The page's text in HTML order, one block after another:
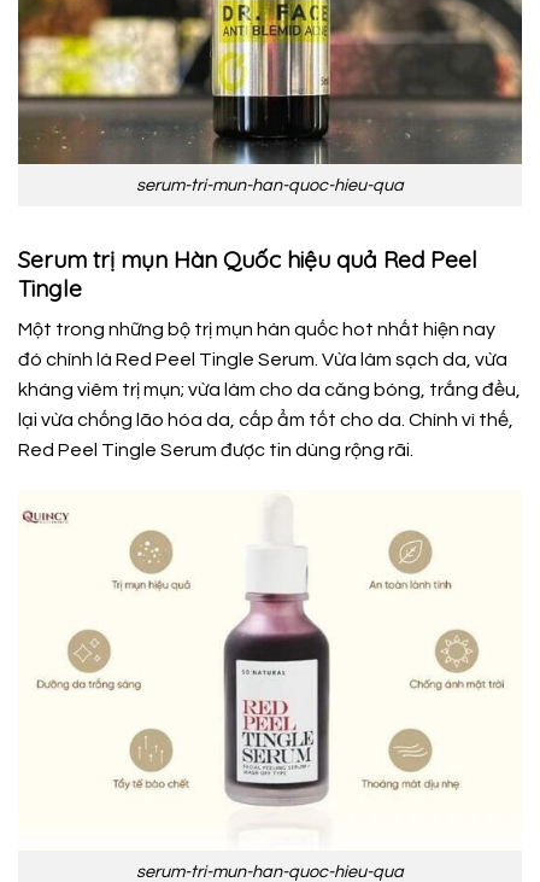
serum-tri-mun-han-quoc-hieu-qua
Serum trị mụn Hàn Quốc hiệu quả Red Peel
Tingle
Một trong những bộ trị mụn hàn quốc hot nhất hiện nay
đó chính là Red Peel Tingle Serum. Vừa làm sạch da, vừa
kháng viêm trị mụn; vừa làm cho da căng bóng, trắng đều,
lại vừa chống lão hóa da, cấp ẩm tốt cho da. Chính vì thế,
Red Peel Tingle Serum được tin dùng rộng rãi.
serum-tri-mun-han-quoc-hieu-qua